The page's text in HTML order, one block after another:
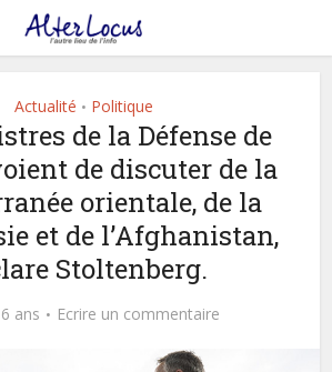
Actualité • Politique
de la Défense de
de discuter de la
orientale, de la
et de l’Afghanistan,
Stoltenberg.
ans Ecrire un commentaire